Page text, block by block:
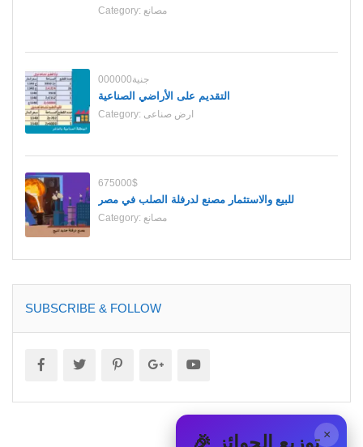
Category: مصانع
000000جنية
التقديم على الأراضي الصناعية
Category: ارض صناعى
675000$
للبيع والاستثمار مصنع لدرفلة الصلب في مصر
Category: مصانع
SUBSCRIBE & FOLLOW
× 🎉 توزيع الجوائز